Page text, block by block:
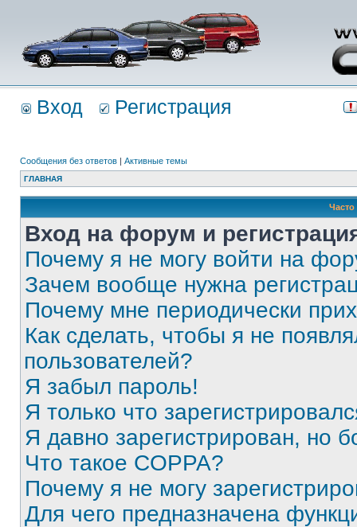
Вход Регистрация
Сообщения без ответов | Активные темы
ГЛАВНАЯ
Вход на форум и
Почему я не могу войти на
Зачем вообще нужна
Почему мне периодически
Как сделать, чтобы я не
пользователей?
Я забыл пароль!
Я только что
Я давно зарегистрирован, но
Что такое COPPA?
Почему я не могу
Для чего предназначена